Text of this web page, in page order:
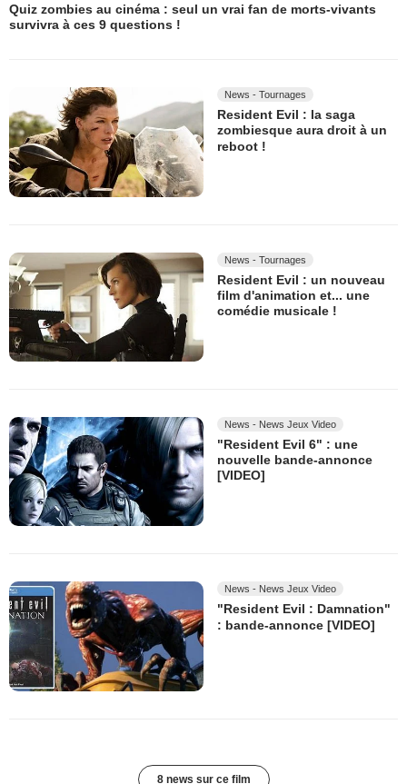
Quiz zombies au cinéma : seul un vrai fan de morts-vivants
survivra à ces 9 questions !
News - Tournages
Resident Evil : la saga
zombiesque aura droit à un
reboot !
News - Tournages
Resident Evil : un nouveau
film d'animation et... une
comédie musicale !
News - News Jeux Video
"Resident Evil 6" : une
nouvelle bande-annonce
[VIDEO]
News - News Jeux Video
"Resident Evil : Damnation"
: bande-annonce [VIDEO]
8 news sur ce film